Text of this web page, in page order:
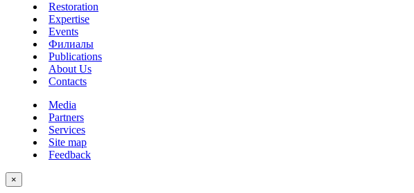
Restoration
Expertise
Events
Филиалы
Publications
About Us
Contacts
Media
Partners
Services
Site map
Feedback
×